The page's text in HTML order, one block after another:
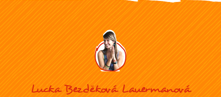
Lucka Bezděková Lauermanová